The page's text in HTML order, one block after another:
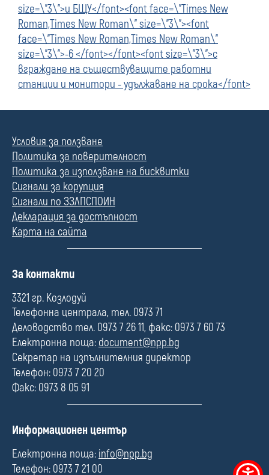
size=\"3\">и БЩУ</font><font face=\"Times New
Roman,Times New Roman\" size=\"3\"><font
face=\"Times New Roman,Times New Roman\"
size=\"3\">-6 </font></font><font size=\"3\">с
вграждане на съществуващите работни
станции и монитори - удължаване на срока</font>
Условия за ползване
Политика за поверителност
Политика за използване на бисквитки
Сигнали за корупция
Сигнали по ЗЗЛПСПОИН
Декларация за достъпност
Карта на сайта
П
л
е
За контакти
3321 гр. Козлодуй
Телефонна централа, тел. 0973 71
Деловодство тел. 0973 7 26 11, факс: 0973 7 60 73
Електронна поща: document@npp.bg
Секретар на изпълнителния директор
Телефон: 0973 7 20 20
Факс: 0973 8 05 91
П
л
е
Информационен център
Електронна поща: info@npp.bg
Телефон: 0973 7 21 00